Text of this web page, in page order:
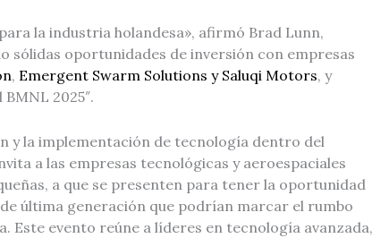
la industria holandesa», afirmó Brad Lunn,
sólidas oportunidades de inversión con empresas
, Emergent Swarm Solutions y Saluqi Motors, y
2025″.
y la implementación de tecnología dentro del
a las empresas tecnológicas y aeroespaciales
a que se presenten para tener la oportunidad
última generación que podrían marcar el rumbo
Este evento reúne a líderes en tecnología avanzada,